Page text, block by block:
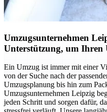
Umzugsunternehmen
Unterstützung, um Ihren
Ein Umzug ist immer mit einer
von der Suche nach der
Umzugsplanung bis hin zum
Umzugsunternehmen Leipzig
jeden Schritt und sorgen dafür,